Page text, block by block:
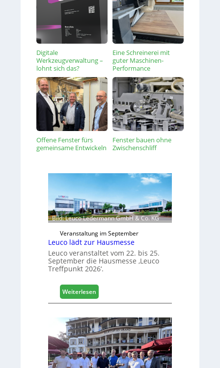
Digitale
Werkzeugverwaltung –
lohnt sich das?
Eine Schreinerei mit
guter Maschinen-
Performance
Offene Fenster fürs
gemeinsame Entwickeln
Fenster bauen ohne
Zwischenschliff
Bild: Leuco Ledermann GmbH & Co. KG
Veranstaltung im September
Leuco lädt zur Hausmesse
Leuco veranstaltet vom 22. bis 25.
September die Hausmesse ‚Leuco
Treffpunkt 2026‘.
Weiterlesen
L
u
c
o
l
ä
d